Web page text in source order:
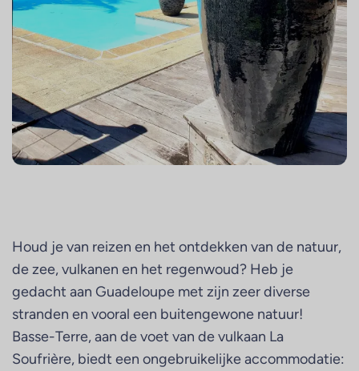
Houd je van reizen en het ontdekken van de natuur,
de zee, vulkanen en het regenwoud? Heb je
gedacht aan Guadeloupe met zijn zeer diverse
stranden en vooral een buitengewone natuur!
Basse-Terre, aan de voet van de vulkaan La
Soufrière, biedt een ongebruikelijke accommodatie: